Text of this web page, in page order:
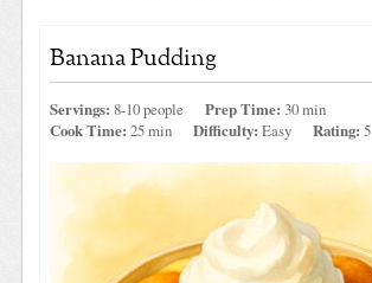
Banana Pudding
Servings: 8-10 people Prep Time: 30 min
Cook Time: 25 min Difficulty: Easy Rating:5